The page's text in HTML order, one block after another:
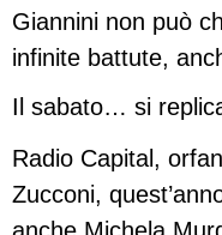
Giannini non può
infinite battute,
Il sabato… si
Radio Capital,
Zucconi,